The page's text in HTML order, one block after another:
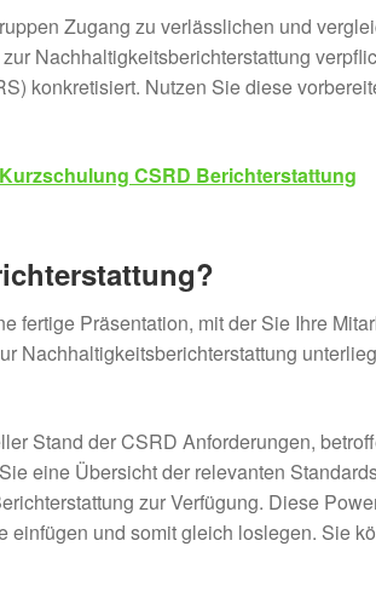
Zugang zu verlässlichen und
Nachhaltigkeitsberichterstattung
konkretisiert. Nutzen Sie diese
Kurzschulung CSRD Berichterstattung
Präsentation, mit der Sie Ihre
Nachhaltigkeitsberichterstattung
Stand der CSRD Anforderungen,
eine Übersicht der relevanten
zur Verfügung. Diese
und somit gleich loslegen. Sie